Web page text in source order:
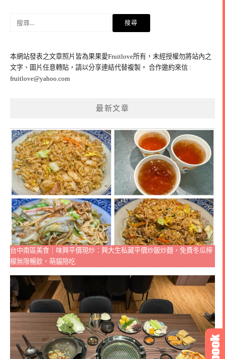
字:
本網站發表之文章照片皆為果果愛Fruitlove所有，未經授權勿將站內之
文字、圖片任意轉貼，請以分享連結代替複製。 合作邀約來信 :
fruitlove@yahoo.com
最新文章
台中南區美食｜味興平價現炒：興大生私藏平價炒飯炒麵，免費冬瓜檸
檬無限暢飲，萌貓陪吃